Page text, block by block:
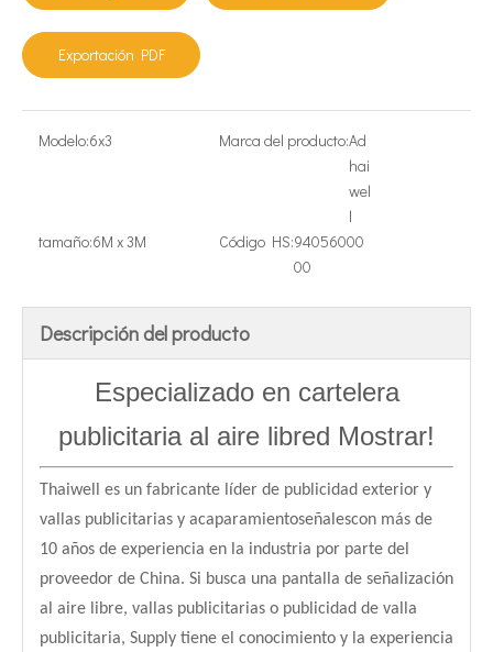
Exportación PDF
Modelo:6x3 Marca del producto:Ad
hai
wel
l
tamaño:6M x 3M Código HS:94056000
00
Descripción del producto
Especializado en cartelera
publicitaria al aire libred Mostrar!
Thaiwell es un fabricante líder de publicidad exterior y
vallas publicitarias y acaparamientoseñalescon más de
10 años de experiencia en la industria por parte del
proveedor de China. Si busca una pantalla de señalización
al aire libre, vallas publicitarias o publicidad de valla
publicitaria, Supply tiene el conocimiento y la experiencia